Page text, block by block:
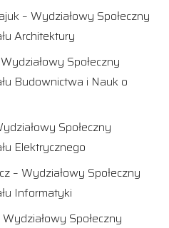
– Wydziałowy Społeczny
Architektury
Społeczny
Budownictwa i Nauk o
Społeczny
Elektrycznego
– Wydziałowy Społeczny
Informatyki
Społeczny